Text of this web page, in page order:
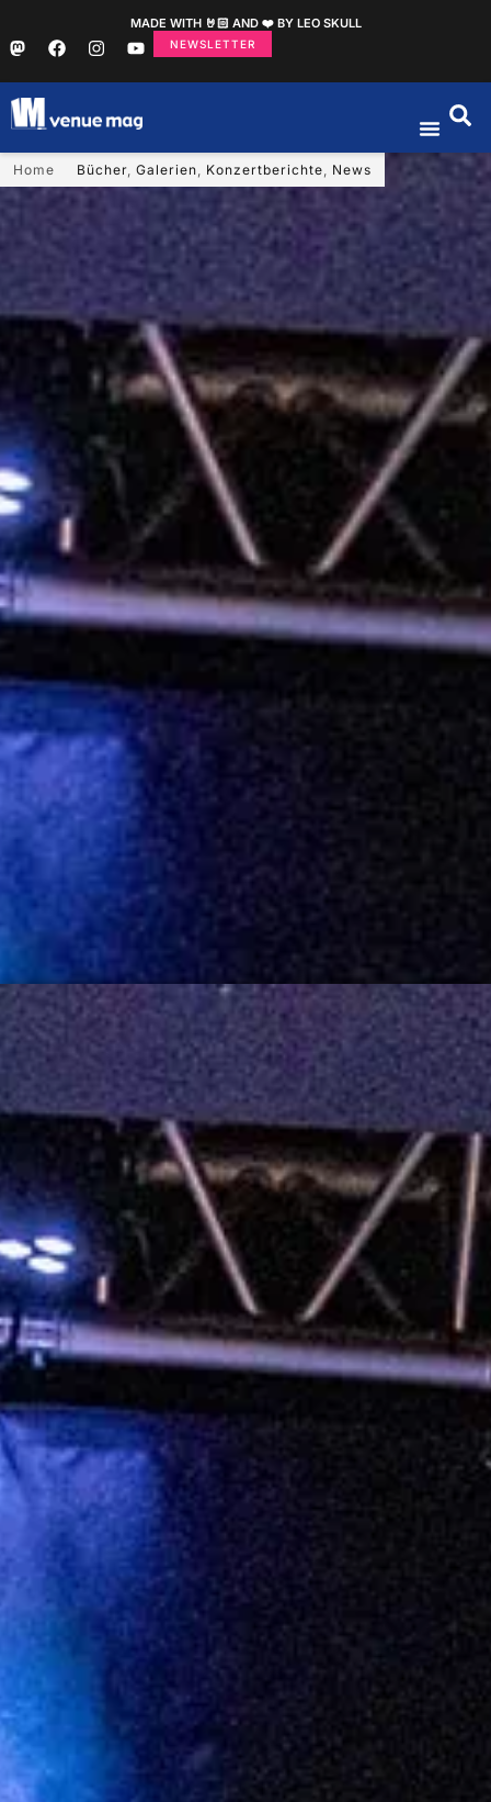
MADE WITH 🤘🏻 AND ❤️ BY LEO SKULL
NEWSLETTER
Home Bücher, Galerien, Konzertberichte, News